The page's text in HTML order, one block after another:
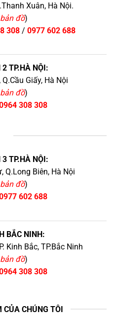
Xuân, Hà Nội.
đồ)
308/ 0977 602 688
TP.HÀ NỘI:
Giấy, Hà Nội
đồ)
308 308
TP.HÀ NỘI:
Q.Long Biên, Hà Nội
đồ)
602 688
BẮC NINH:
Kinh Bắc, TP.Bắc Ninh
đồ)
308 308
CỦA CHÚNG TÔI